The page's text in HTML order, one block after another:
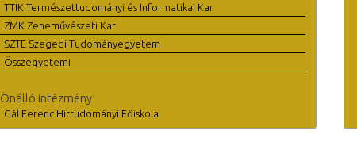
TTIK Természettudományi és Informatikai Kar
ZMK Zeneművészeti Kar
SZTE Szegedi Tudományegyetem
Összegyetemi
Önálló intézmény
Gál Ferenc Hittudományi Főiskola